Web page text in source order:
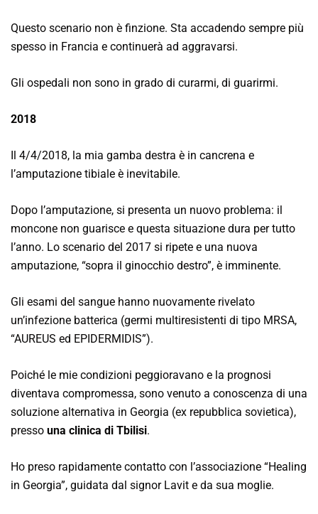
Questo scenario non è finzione. Sta accadendo sempre più
spesso in Francia e continuerà ad aggravarsi.
Gli ospedali non sono in grado di curarmi, di guarirmi.
2018
Il 4/4/2018, la mia gamba destra è in cancrena e
l’amputazione tibiale è inevitabile.
Dopo l’amputazione, si presenta un nuovo problema: il
moncone non guarisce e questa situazione dura per tutto
l’anno. Lo scenario del 2017 si ripete e una nuova
amputazione, “sopra il ginocchio destro”, è imminente.
Gli esami del sangue hanno nuovamente rivelato
un’infezione batterica (germi multiresistenti di tipo MRSA,
“AUREUS ed EPIDERMIDIS”).
Poiché le mie condizioni peggioravano e la prognosi
diventava compromessa, sono venuto a conoscenza di una
soluzione alternativa in Georgia (ex repubblica sovietica),
presso una clinica di Tbilisi.
Ho preso rapidamente contatto con l’associazione “Healing
in Georgia”, guidata dal signor Lavit e da sua moglie.